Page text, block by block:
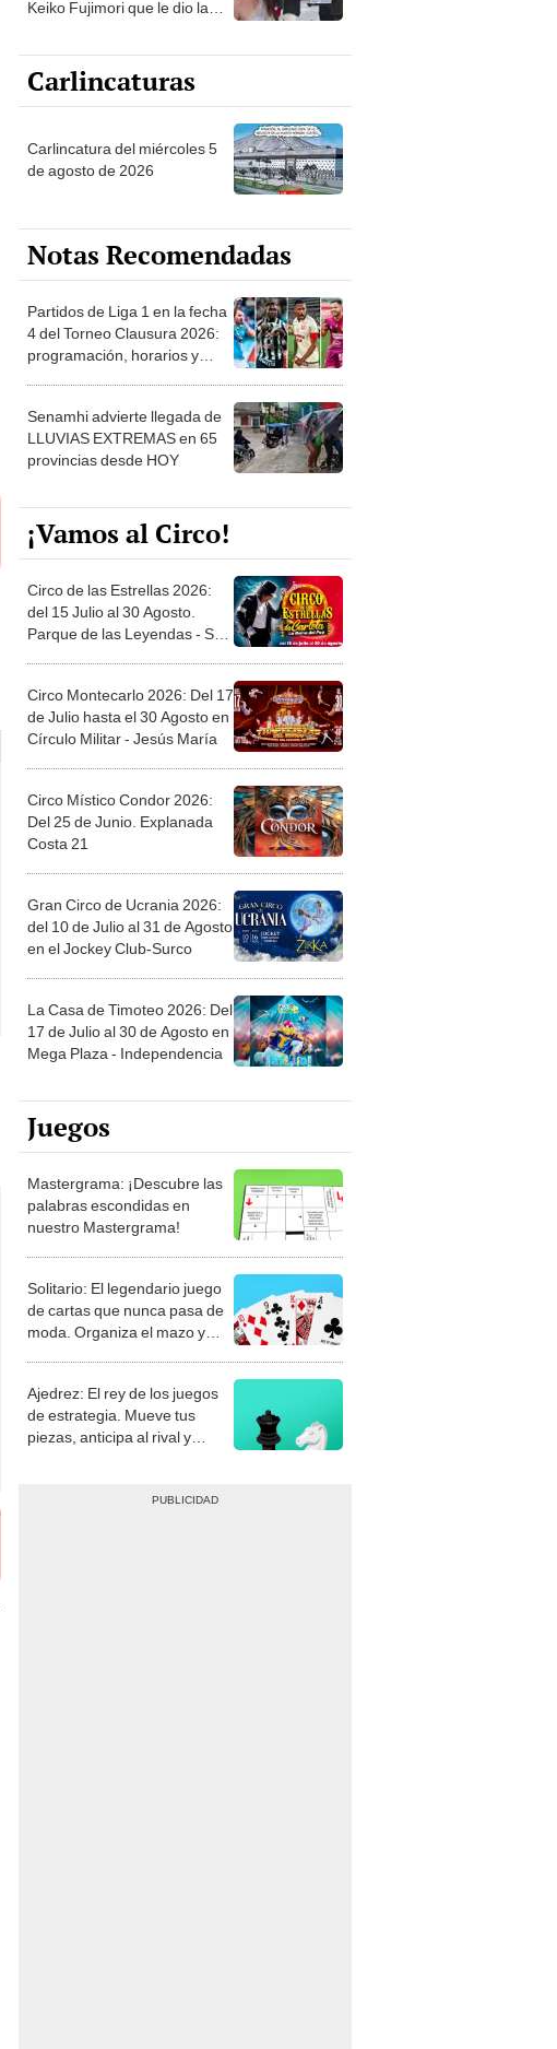
Keiko Fujimori que le dio la
Carlincaturas
Carlincatura del miércoles 5
de agosto de 2026
Notas Recomendadas
Partidos de Liga 1 en la fecha
4 del Torneo Clausura 2026:
programación, horarios y
Senamhi advierte llegada de
LLUVIAS EXTREMAS en 65
provincias desde HOY
¡Vamos al Circo!
Circo de las Estrellas 2026:
del 15 Julio al 30 Agosto.
Parque de las Leyendas - San
Circo Montecarlo 2026: Del 17
de Julio hasta el 30 Agosto en
Círculo Militar - Jesús María
Circo Místico Condor 2026:
Del 25 de Junio. Explanada
Costa 21
Gran Circo de Ucrania 2026:
del 10 de Julio al 31 de Agosto
en el Jockey Club-Surco
La Casa de Timoteo 2026: Del
17 de Julio al 30 de Agosto en
Mega Plaza - Independencia
Juegos
Mastergrama: ¡Descubre las
palabras escondidas en
nuestro Mastergrama!
Solitario: El legendario juego
de cartas que nunca pasa de
moda. Organiza el mazo y
Ajedrez: El rey de los juegos
de estrategia. Mueve tus
piezas, anticipa al rival y